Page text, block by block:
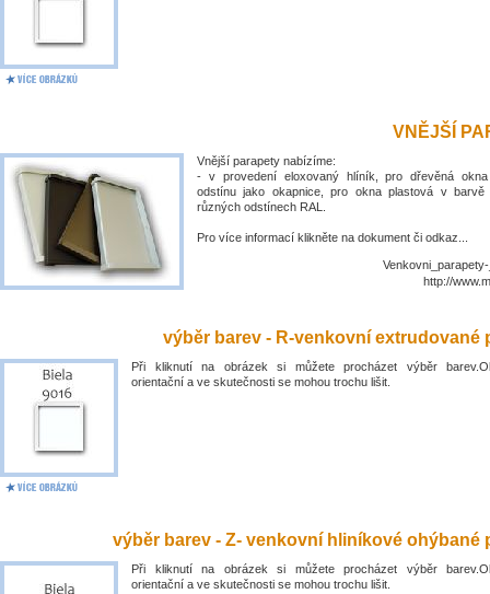
VNĚJŠÍ
Vnější parapety nabízíme:
- v provedení eloxovaný hlíník, pro dřevěná
odstínu jako okapnice, pro okna plastová v
různých odstínech RAL.
Pro více informací klikněte na dokument či odkaz...
http://
výběr barev - R-venkovní extrudované
Při kliknutí na obrázek si můžete procházet výběr
orientační a ve skutečnosti se mohou trochu lišit.
výběr barev - Z- venkovní hliníkové ohýbané
Při kliknutí na obrázek si můžete procházet výběr
orientační a ve skutečnosti se mohou trochu lišit.